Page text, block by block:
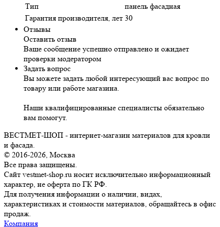
Тип
панель фасадная
Гарантия производителя, лет 30
Отзывы
Оставить отзыв
Ваше сообщение успешно отправлено и ожидает
проверки модератором
Задать вопрос
Вы можете задать любой интересующий вас вопрос по
товару или работе магазина.
Наши квалифицированные специалисты обязательно
вам помогут.
ВЕСТМЕТ-ШОП - интернет-магазин материалов для кровли
и фасада.
© 2016-2026, Москва
Все права защищены.
Сайт vestmet-shop.ru носит исключительно информационный
характер, не оферта по ГК РФ.
Для получения информации о наличии, видах,
характеристиках и стоимости материалов, обращайтесь в офис
продаж.
Компания